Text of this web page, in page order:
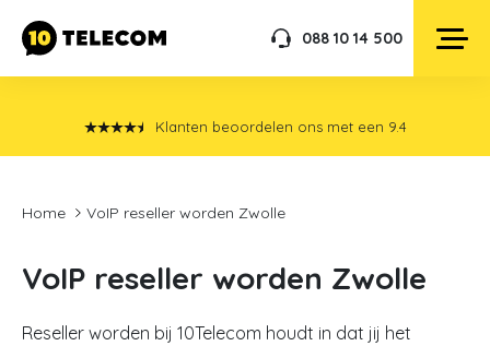
088 10 14 500
Klanten beoordelen ons met een 9.4
Home VoIP reseller worden Zwolle
VoIP reseller worden Zwolle
Reseller worden bij 10Telecom houdt in dat jij het